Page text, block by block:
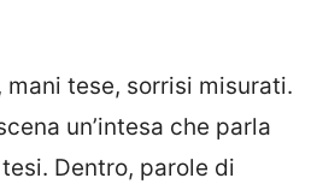
mani tese, sorrisi misurati.
un’intesa che parla
Dentro, parole di